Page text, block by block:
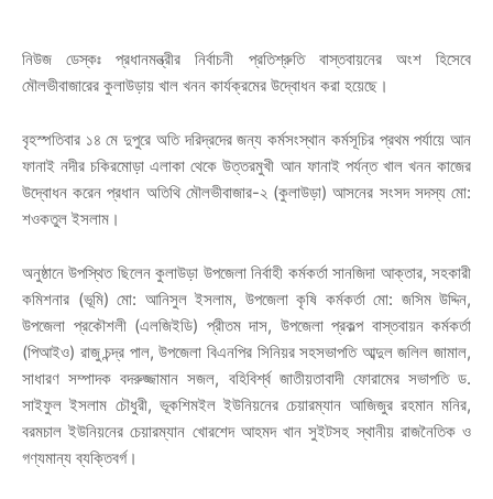
নিউজ ডেস্কঃ প্রধানমন্ত্রীর নির্বাচনী প্রতিশ্রুতি বাস্তবায়নের অংশ হিসেবে
মৌলভীবাজারের কুলাউড়ায় খাল খনন কার্যক্রমের উদ্বোধন করা হয়েছে।
বৃহস্পতিবার ১৪ মে দুপুরে অতি দরিদ্রদের জন্য কর্মসংস্থান কর্মসূচির প্রথম পর্যায়ে আন
ফানাই নদীর চকিরমোড়া এলাকা থেকে উত্তরমুখী আন ফানাই পর্যন্ত খাল খনন কাজের
উদ্বোধন করেন প্রধান অতিথি মৌলভীবাজার-২ (কুলাউড়া) আসনের সংসদ সদস্য মো:
শওকতুল ইসলাম।
অনুষ্ঠানে উপস্থিত ছিলেন কুলাউড়া উপজেলা নির্বাহী কর্মকর্তা সানজিদা আক্তার, সহকারী
কমিশনার (ভূমি) মো: আনিসুল ইসলাম, উপজেলা কৃষি কর্মকর্তা মো: জসিম উদ্দিন,
উপজেলা প্রকৌশলী (এলজিইডি) প্রীতম দাস, উপজেলা প্রকল্প বাস্তবায়ন কর্মকর্তা
(পিআইও) রাজু চন্দ্র পাল, উপজেলা বিএনপির সিনিয়র সহসভাপতি আব্দুল জলিল জামাল,
সাধারণ সম্পাদক বদরুজ্জামান সজল, বহিবির্শ্ব জাতীয়তাবাদী ফোরামের সভাপতি ড.
সাইফুল ইসলাম চৌধুরী, ভূকশিমইল ইউনিয়নের চেয়ারম্যান আজিজুর রহমান মনির,
বরমচাল ইউনিয়নের চেয়ারম্যান খোরশেদ আহমদ খান সুইটসহ স্থানীয় রাজনৈতিক ও
গণ্যমান্য ব্যক্তিবর্গ।